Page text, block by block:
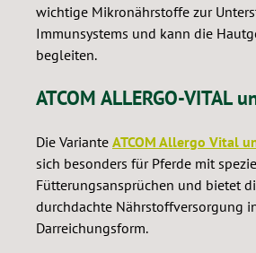
wichtige Mikronährstoffe zur
Immunsystems und kann die
begleiten.
ATCOM ALLERGO-VITAL
Die Variante ATCOM Allergo Vital
sich besonders für Pferde mit
Fütterungsansprüchen und bietet
durchdachte Nährstoffversorgung
Darreichungsform.